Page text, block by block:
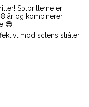
Solbrillerne er
år og kombinerer
😎
mod solens stråler